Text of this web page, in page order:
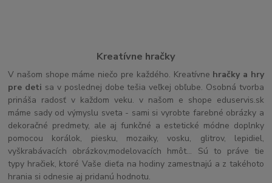
Kreatívne hračky
V našom shope máme niečo pre každého. Kreatívne hračky a hry
pre deti sa v poslednej dobe tešia veľkej obľube. Osobná tvorba
prináša radosť v každom veku. v našom e shope eduservis.sk
máme sady od výmyslu sveta - sami si vyrobte farebné obrázky a
dekoračné predmety, ale aj funkčné a estetické módne doplnky
pomocou korálok, piesku, mozaiky, vosku, glitrov, lepidiel,
vyškrabávacích obrázkov,modelovacích hmôt... Sú to práve tie
typy hračiek, ktoré Vaše dieťa na hodiny zamestnajú a z takéhoto
hrania si odnesie aj pridanú hodnotu.